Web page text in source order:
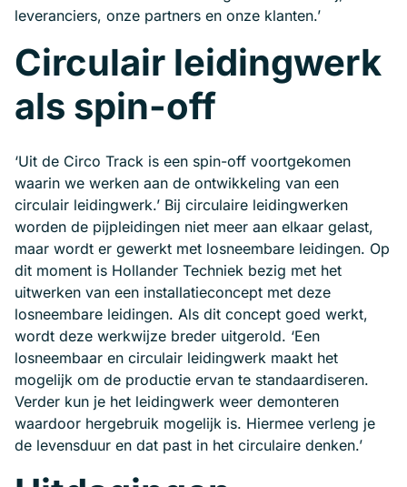
leveranciers, onze partners en onze klanten.’
Circulair leidingwerk
als spin-off
‘Uit de Circo Track is een spin-off voortgekomen
waarin we werken aan de ontwikkeling van een
circulair leidingwerk.’ Bij circulaire leidingwerken
worden de pijpleidingen niet meer aan elkaar gelast,
maar wordt er gewerkt met losneembare leidingen. Op
dit moment is Hollander Techniek bezig met het
uitwerken van een installatieconcept met deze
losneembare leidingen. Als dit concept goed werkt,
wordt deze werkwijze breder uitgerold. ‘Een
losneembaar en circulair leidingwerk maakt het
mogelijk om de productie ervan te standaardiseren.
Verder kun je het leidingwerk weer demonteren
waardoor hergebruik mogelijk is. Hiermee verleng je
de levensduur en dat past in het circulaire denken.’